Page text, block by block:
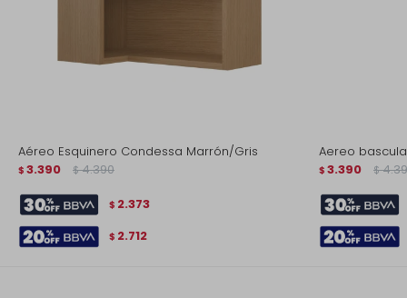
Aéreo Esquinero Condessa Marrón/Gris
$ 3.390 $ 4.390
$ 2.373
$ 2.712
Aereo
$ 3.390 $